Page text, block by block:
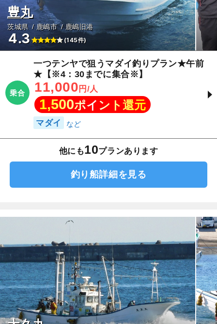
豊丸
茨城県 鹿嶋市 鹿嶋旧港
4.3 (145件)
乗合
一つテンヤで狙うマダイ釣りプラン★午前
★【※4：30までに集合※】
11,000 円/人
1,500ポイント還元
マダイ
他にも10プランあります
釣り船詳細を見る